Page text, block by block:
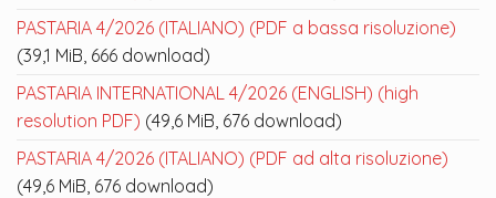
PASTARIA 4/2026 (ITALIANO) (PDF a bassa risoluzione)
(39,1 MiB, 666 download)
PASTARIA INTERNATIONAL 4/2026 (ENGLISH) (high
resolution PDF) (49,6 MiB, 676 download)
PASTARIA 4/2026 (ITALIANO) (PDF ad alta risoluzione)
(49,6 MiB, 676 download)